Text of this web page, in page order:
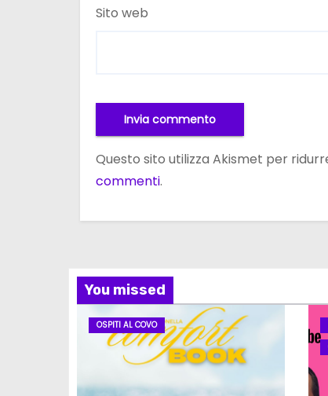
Sito web
Questo sito utilizza Akismet per
commenti.
You missed
OSPITI AL COVO